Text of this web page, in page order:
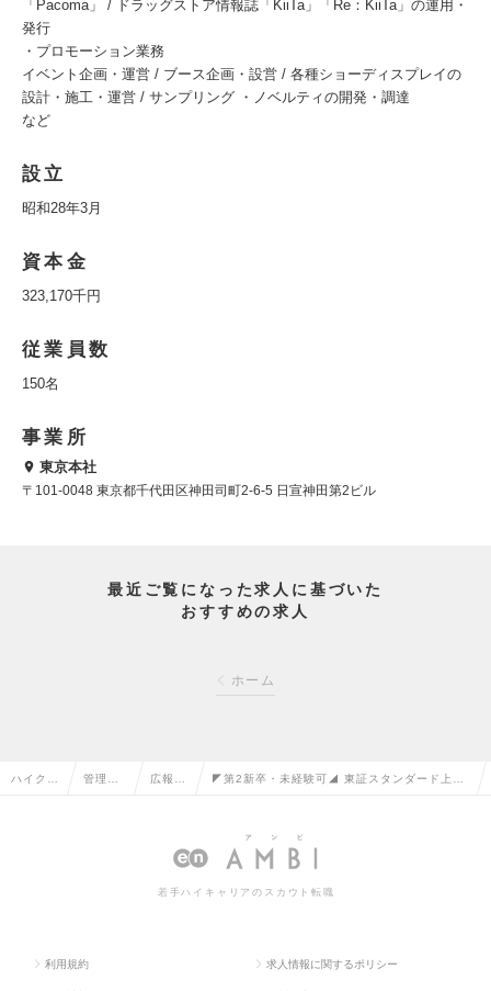
「Pacoma」 / ドラッグストア情報誌「KiiTa」「Re：KiiTa」の運用・
発行
・プロモーション業務
イベント企画・運営 / ブース企画・設営 / 各種ショーディスプレイの
設計・施工・運営 / サンプリング ・ノベルティの開発・調達
など
設立
昭和28年3月
資本金
323,170千円
従業員数
150名
事業所
東京本社
〒101-0048 東京都千代田区神田司町2-6-5 日宣神田第2ビル
最近ご覧になった求人に基づいた
おすすめの求人
ホーム
ハイクラ 管理部 広報・ ◤第2新卒・未経験可◢ 東証スタンダード上場
ト！の求人情報
若手ハイキャリアのスカウト転職
利用規約 求人情報に関するポリシー